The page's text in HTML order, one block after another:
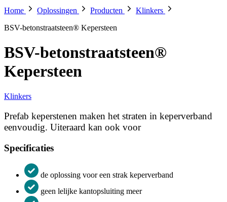
Home Oplossingen Producten
Klinkers
BSV-betonstraatsteen® Kepersteen
BSV-betonstraatsteen®
Kepersteen
Klinkers
Prefab keperstenen maken het straten in keperverband
eenvoudig. Uiteraard kan ook voor
Specificaties
de oplossing voor een strak keperverband
geen lelijke kantopsluiting meer